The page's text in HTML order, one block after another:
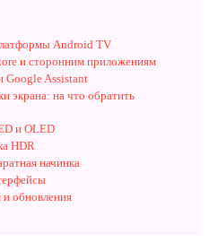
Android TV
и сторонним приложениям
Google Assistant
экрана: на что обратить
и OLED
HDR
начинка
обновления